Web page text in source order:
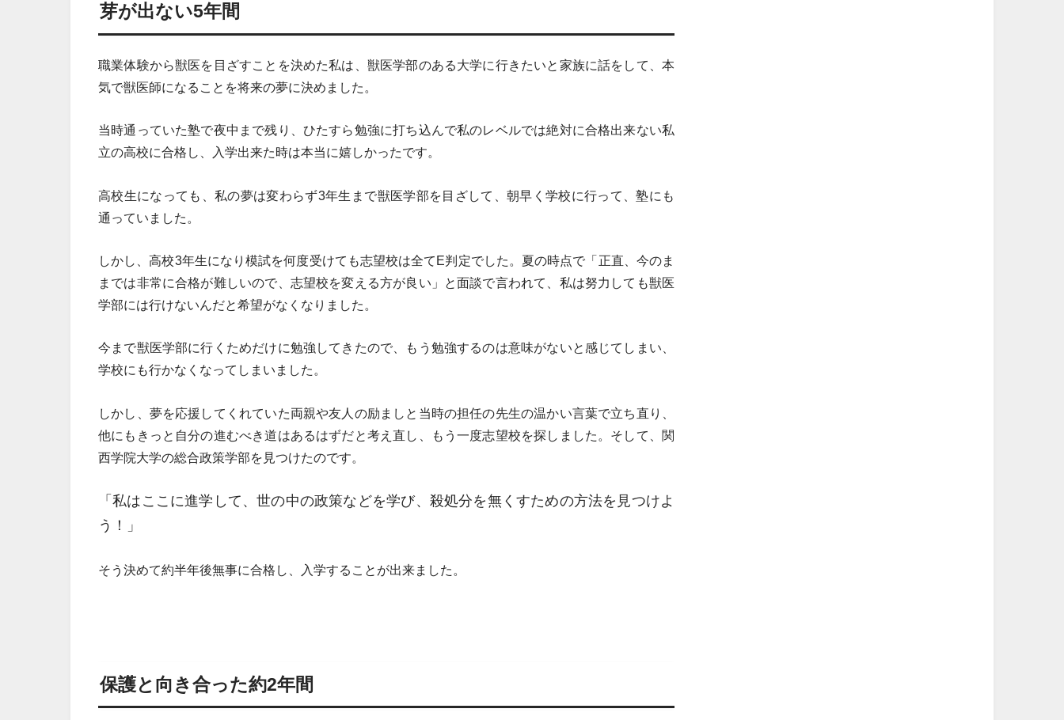
芽が出ない5年間
職業体験から獣医を目ざすことを決めた私は、獣医学部のある大学に行きたいと家族に話をして、本
気で獣医師になることを将来の夢に決めました。
当時通っていた塾で夜中まで残り、ひたすら勉強に打ち込んで私のレベルでは絶対に合格出来ない私
立の高校に合格し、入学出来た時は本当に嬉しかったです。
高校生になっても、私の夢は変わらず3年生まで獣医学部を目ざして、朝早く学校に行って、塾にも
通っていました。
しかし、高校3年生になり模試を何度受けても志望校は全てE判定でした。夏の時点で「正直、今のま
までは非常に合格が難しいので、志望校を変える方が良い」と面談で言われて、私は努力しても獣医
学部には行けないんだと希望がなくなりました。
今まで獣医学部に行くためだけに勉強してきたので、もう勉強するのは意味がないと感じてしまい、
学校にも行かなくなってしまいました。
しかし、夢を応援してくれていた両親や友人の励ましと当時の担任の先生の温かい言葉で立ち直り、
他にもきっと自分の進むべき道はあるはずだと考え直し、もう一度志望校を探しました。そして、関
西学院大学の総合政策学部を見つけたのです。
「私はここに進学して、世の中の政策などを学び、殺処分を無くすための方法を見つけよ
う！」
そう決めて約半年後無事に合格し、入学することが出来ました。
保護と向き合った約2年間